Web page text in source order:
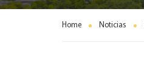
Home Noticias